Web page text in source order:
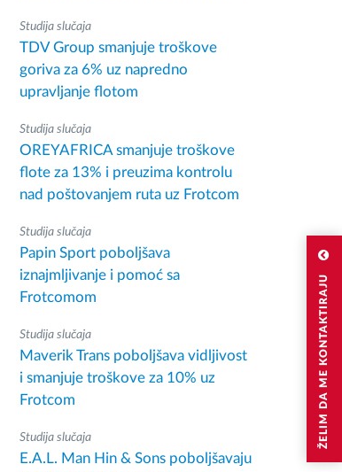
ŽELIM DA ME KONTAKTIRAJU
Studija slučaja
TDV Group smanjuje troškove
goriva za 6% uz napredno
upravljanje flotom
Studija slučaja
OREYAFRICA smanjuje troškove
flote za 13% i preuzima kontrolu
nad poštovanjem ruta uz Frotcom
Studija slučaja
Papin Sport poboljšava
iznajmljivanje i pomoć sa
Frotcomom
Studija slučaja
Maverik Trans poboljšava vidljivost
i smanjuje troškove za 10% uz
Frotcom
Studija slučaja
E.A.L. Man Hin & Sons poboljšavaju